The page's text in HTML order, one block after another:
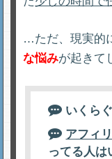
…ただ、現実的
な悩みが起きて
いくら
アフィ
ってる人は